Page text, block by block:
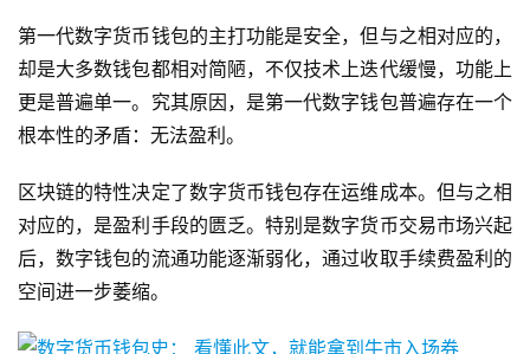
第一代数字货币钱包的主打功能是安全，但与之相对应的，
却是大多数钱包都相对简陋，不仅技术上迭代缓慢，功能上
更是普遍单一。究其原因，是第一代数字钱包普遍存在一个
根本性的矛盾：无法盈利。
区块链的特性决定了数字货币钱包存在运维成本。但与之相
对应的，是盈利手段的匮乏。特别是数字货币交易市场兴起
后，数字钱包的流通功能逐渐弱化，通过收取手续费盈利的
空间进一步萎缩。